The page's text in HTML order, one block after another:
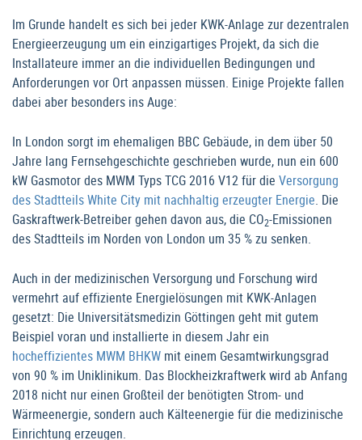
Im Grunde handelt es sich bei jeder KWK-Anlage zur dezentralen
Energieerzeugung um ein einzigartiges Projekt, da sich die
Installateure immer an die individuellen Bedingungen und
Anforderungen vor Ort anpassen müssen. Einige Projekte fallen
dabei aber besonders ins Auge:
In London sorgt im ehemaligen BBC Gebäude, in dem über 50
Jahre lang Fernsehgeschichte geschrieben wurde, nun ein 600
kW Gasmotor des MWM Typs TCG 2016 V12 für die Versorgung
des Stadtteils White City mit nachhaltig erzeugter Energie. Die
Gaskraftwerk-Betreiber gehen davon aus, die CO2-Emissionen
des Stadtteils im Norden von London um 35 % zu senken.
Auch in der medizinischen Versorgung und Forschung wird
vermehrt auf effiziente Energielösungen mit KWK-Anlagen
gesetzt: Die Universitätsmedizin Göttingen geht mit gutem
Beispiel voran und installierte in diesem Jahr ein
hocheffizientes MWM BHKW mit einem Gesamtwirkungsgrad
von 90 % im Uniklinikum. Das Blockheizkraftwerk wird ab Anfang
2018 nicht nur einen Großteil der benötigten Strom- und
Wärmeenergie, sondern auch Kälteenergie für die medizinische
Einrichtung erzeugen.